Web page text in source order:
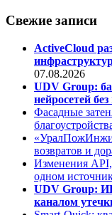
Свежие записи
ActiveCloud
07.08.2026
UDV Group:
нейросетей
Фасадные
возвратов и
Изменения
одном
UDV Group:
каналом